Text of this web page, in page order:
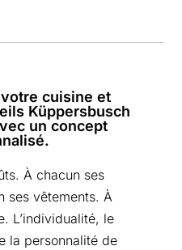
cuisine et
Küppersbusch
un concept
À chacun ses
ses vêtements. À
L’individualité, le
la personnalité de